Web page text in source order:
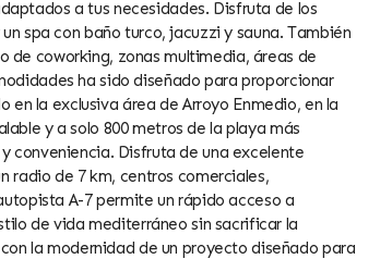
a tus necesidades. Disfruta de los
spa con baño turco, jacuzzi y sauna. También
de coworking, zonas multimedia, áreas de
ha sido diseñado para proporcionar
la exclusiva área de Arroyo Enmedio, en la
y a solo 800 metros de la playa más
conveniencia. Disfruta de una excelente
radio de 7 km, centros comerciales,
A-7 permite un rápido acceso a
de vida mediterráneo sin sacrificar la
la modernidad de un proyecto diseñado para